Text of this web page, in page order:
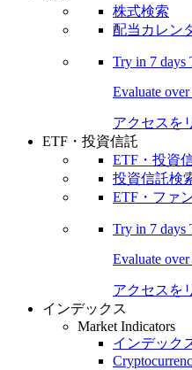
株式検索
配当カレン
Try in 7 days
Evaluate over
アクセスを
ETF・投資信託
ETF・投資
投資信託検
ETF・ファ
Try in 7 days
Evaluate over
アクセスを
インデックス
Market Indicators
インデック